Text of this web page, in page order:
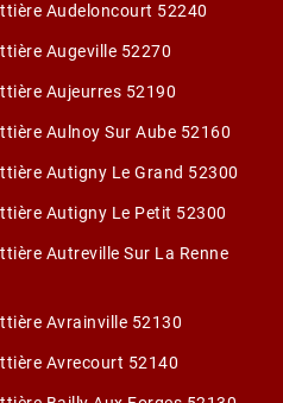
Audeloncourt 52240
Augeville 52270
Aujeurres 52190
Aulnoy Sur Aube 52160
Autigny Le Grand 52300
Autigny Le Petit 52300
Autreville Sur La Renne
Avrainville 52130
Avrecourt 52140